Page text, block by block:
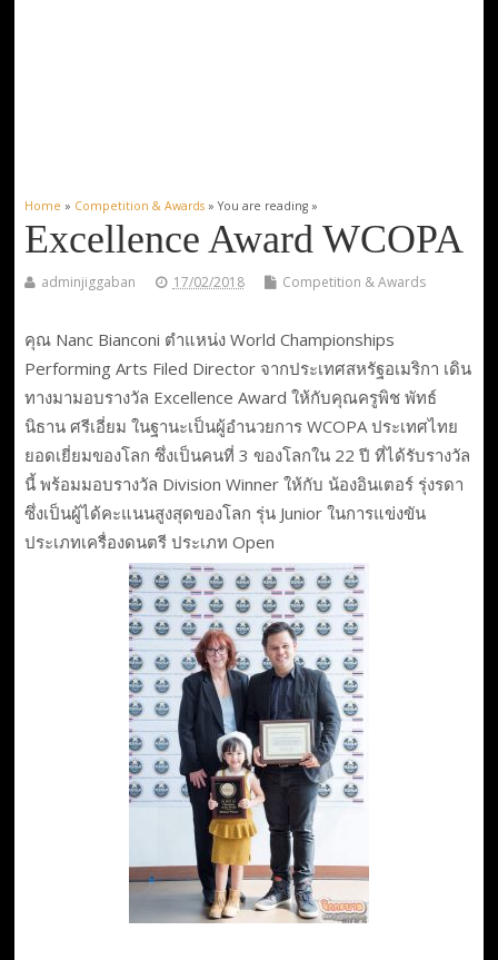
Home » Competition & Awards» You are reading »
Excellence Award WCOPA
adminjiggaban 17/02/2018 Competition & Awards
คุณ Nanc Bianconi ตำแหน่ง World Championships
Performing Arts Filed Director จากประเทศสหรัฐอเมริกา เดิน
ทางมามอบรางวัล Excellence Award ให้กับคุณครูพิช พัทธ์
นิธาน ศรีเอี่ยม ในฐานะเป็นผู้อำนวยการ WCOPA ประเทศไทย
ยอดเยี่ยมของโลก ซึ่งเป็นคนที่ 3 ของโลกใน 22 ปี ที่ได้รับรางวัล
นี้ พร้อมมอบรางวัล Division Winner ให้กับ น้องอินเตอร์ รุ่งรดา
ซึ่งเป็นผู้ได้คะแนนสูงสุดของโลก รุ่น Junior ในการแข่งขัน
ประเภทเครื่องดนตรี ประเภท Open